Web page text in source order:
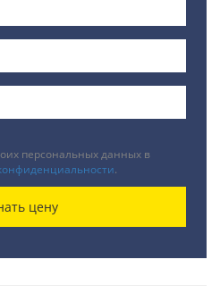
персональных данных в
.
цену